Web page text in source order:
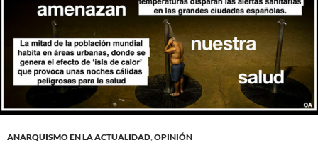
ANARQUISMO EN LA ACTUALIDAD,OPINIÓN